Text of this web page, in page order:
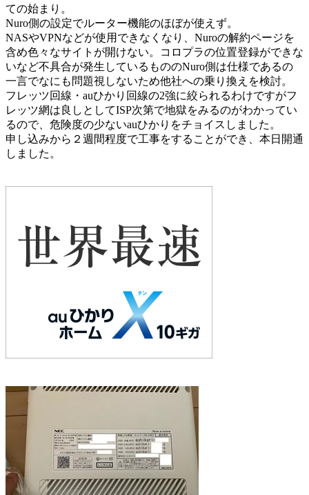
ての始まり。
Nuro側の設定でルーター機能のほぼが使えず。
NASやVPNなどが使用できなくなり、Nuroの解約ページを
含め色々なサイトが開けない。コロプラの位置登録ができな
いなど不具合が発生しているもののNuro側は仕様であるの
一言でなにも問題視しないため他社への乗り換えを検討。
フレッツ回線・auひかり回線の2強に絞られるわけですがフ
レッツ網は良しとしてISP次第で地獄をみるのがわかってい
るので、危険度の少ないauひかりをチョイスしました。
申し込みから２週間程度で工事をすることができ、本日開通
しました。